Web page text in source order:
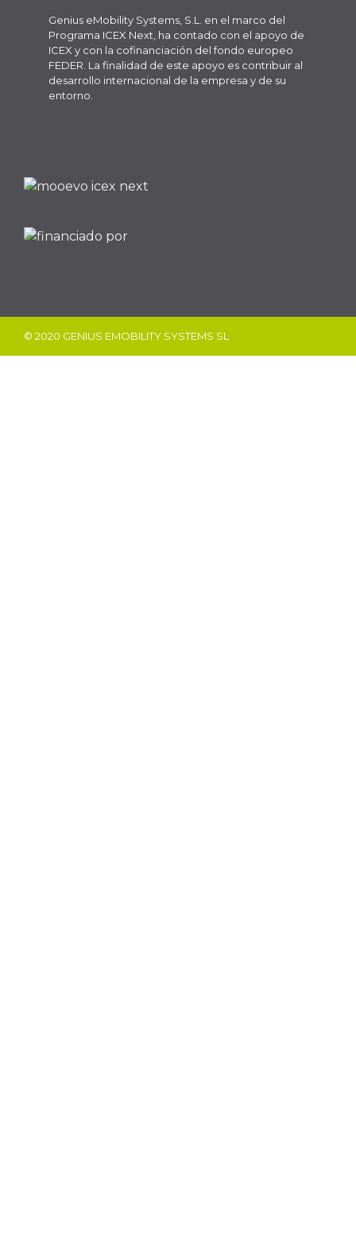
Genius eMobility Systems, S.L. en el marco del
Programa ICEX Next, ha contado con el apoyo de
ICEX y con la cofinanciación del fondo europeo
FEDER. La finalidad de este apoyo es contribuir al
desarrollo internacional de la empresa y de su
entorno.
© 2020 GENIUS EMOBILITY SYSTEMS SL